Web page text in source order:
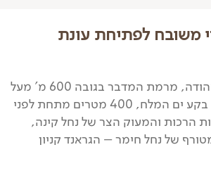
משובח לפתיחת עונת
נחצה את כל מדבר יהודה, מרמת המדבר בגובה 600 מ' מעל
פני הים, ועד לעומק בקע ים המלח, 400 מטרים מתחת לפני
הרכות והמעוק הצר של נחל קינה,
של נחל חימר – הגראנד קניון